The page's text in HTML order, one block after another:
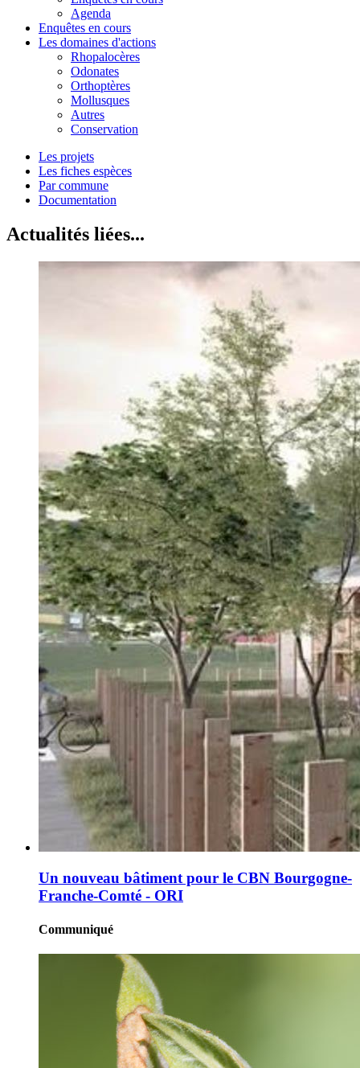
Agenda
Enquêtes en cours
Les domaines d'actions
Rhopalocères
Odonates
Orthoptères
Mollusques
Autres
Conservation
Les projets
Les fiches espèces
Par commune
Documentation
Actualités liées...
Un nouveau bâtiment pour le CBN Bourgogne-
Franche-Comté - ORI
Communiqué